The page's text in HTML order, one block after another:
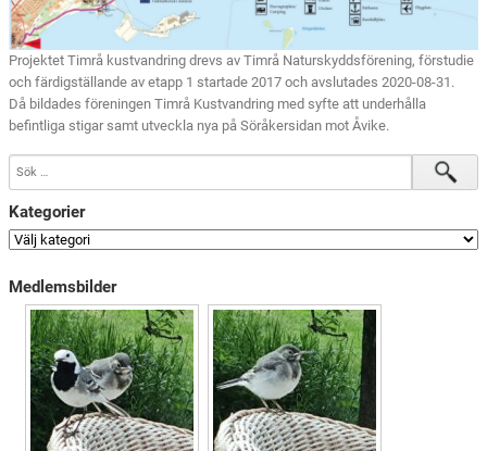
Projektet Timrå kustvandring drevs av Timrå Naturskyddsförening, förstudie
och färdigställande av etapp 1 startade 2017 och avslutades 2020-08-31.
Då bildades föreningen Timrå Kustvandring med syfte att underhålla
befintliga stigar samt utveckla nya på Söråkersidan mot Åvike.
Kategorier
Medlemsbilder